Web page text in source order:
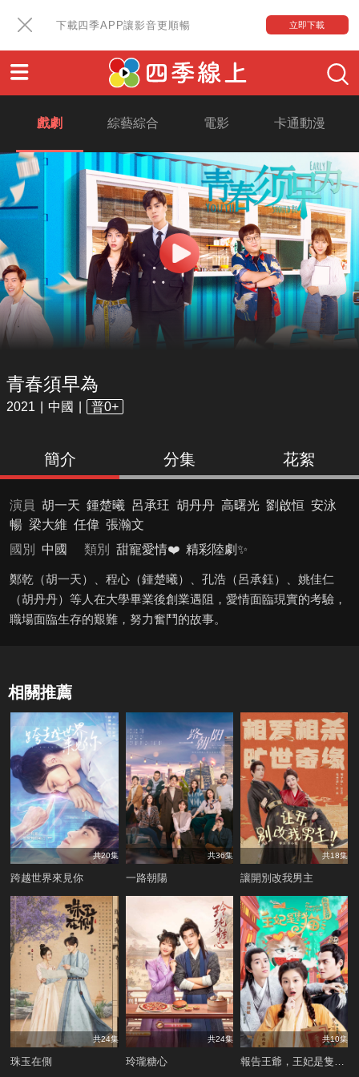
下載四季APP讓影音更順暢 立即下載
戲劇 綜藝綜合 電影 卡通動漫
青春須早為
2021 中國 普0+
簡介 分集 花絮
演員 胡一天 鍾楚曦 呂承玨 胡丹丹 高曙光 劉啟恒 安泳
暢 梁大維 任偉 張瀚文
國別
中國 類別 甜寵愛情❤️ 精彩陸劇✨
鄭乾（胡一天）、程心（鍾楚曦）、孔浩（呂承鈺）、姚佳仁
（胡丹丹）等人在大學畢業後創業遇阻，愛情面臨現實的考驗，
職場面臨生存的艱難，努力奮鬥的故事。
相關推薦
共20集
跨越世界來見你
共36集
一路朝陽
共18集
讓開別改我男主
共24集
珠玉在側
共24集
玲瓏糖心
共10集
報告王爺，王妃是隻猫 第二季